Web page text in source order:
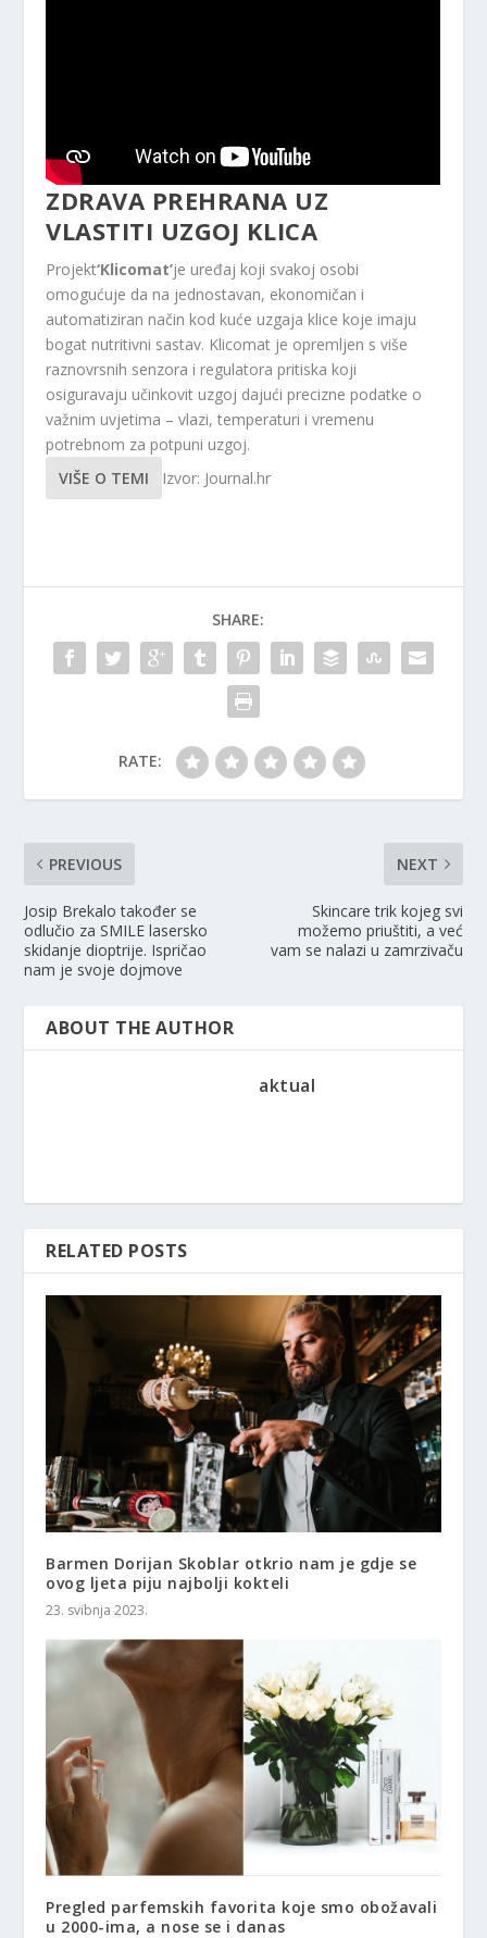
ZDRAVA PREHRANA UZ
VLASTITI UZGOJ KLICA
Projekt‘Klicomat’je uređaj koji svakoj osobi
omogućuje da na jednostavan, ekonomičan i
automatiziran način kod kuće uzgaja klice koje imaju
bogat nutritivni sastav. Klicomat je opremljen s više
raznovrsnih senzora i regulatora pritiska koji
osiguravaju učinkovit uzgoj dajući precizne podatke o
važnim uvjetima – vlazi, temperaturi i vremenu
potrebnom za potpuni uzgoj.
VIŠE O TEMI
Izvor: Journal.hr
SHARE:
RATE:
PREVIOUS
Josip Brekalo također se
odlučio za SMILE lasersko
skidanje dioptrije. Ispričao
nam je svoje dojmove
NEXT
Skincare trik kojeg svi
možemo priuštiti, a već
vam se nalazi u zamrzivaču
ABOUT THE AUTHOR
aktual
RELATED POSTS
Barmen Dorijan Skoblar otkrio nam je gdje se
ovog ljeta piju najbolji kokteli
23. svibnja 2023.
Pregled parfemskih favorita koje smo obožavali
u 2000-ima, a nose se i danas